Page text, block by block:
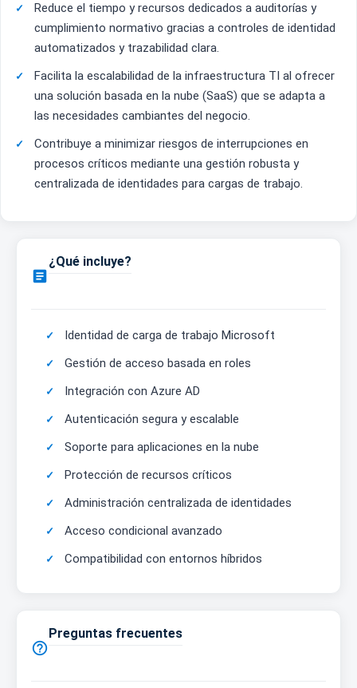
Reduce el tiempo y recursos dedicados a auditorías y
cumplimiento normativo gracias a controles de identidad
automatizados y trazabilidad clara.
Facilita la escalabilidad de la infraestructura TI al ofrecer
una solución basada en la nube (SaaS) que se adapta a
las necesidades cambiantes del negocio.
Contribuye a minimizar riesgos de interrupciones en
procesos críticos mediante una gestión robusta y
centralizada de identidades para cargas de trabajo.

¿Qué incluye?
Identidad de carga de trabajo Microsoft
Gestión de acceso basada en roles
Integración con Azure AD
Autenticación segura y escalable
Soporte para aplicaciones en la nube
Protección de recursos críticos
Administración centralizada de identidades
Acceso condicional avanzado
Compatibilidad con entornos híbridos

Preguntas frecuentes